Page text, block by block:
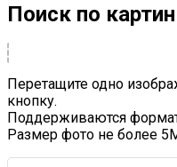
Поиск по
Перетащите одно
кнопку.
Поддерживаются
Размер фото не более